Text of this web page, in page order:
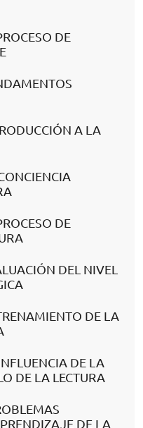
DE
A LA
DE
DEL NIVEL
DE LA
DE LA
DE LA LECTURA
DE LA